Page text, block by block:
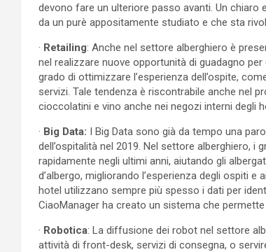
devono fare un ulteriore passo avanti. Un
da un purè appositamente studiato e che sta
· Retailing: Anche nel settore alberghiero è
nel realizzare nuove opportunità di guadagno
grado di ottimizzare l’esperienza dell’ospite,
servizi. Tale tendenza è riscontrabile anche nel
cioccolatini e vino anche nei negozi interni degli
· Big Data: I Big Data sono già da tempo una
dell’ospitalità nel 2019. Nel settore alberghiero,
rapidamente negli ultimi anni, aiutando gli
d’albergo, migliorando l’esperienza degli ospiti
hotel utilizzano sempre più spesso i dati per
CiaoManager ha creato un sistema che
· Robotica: La diffusione dei robot nel settore
attività di front-desk, servizi di consegna, o